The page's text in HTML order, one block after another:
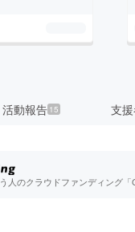
活動報告 15 支
人のクラウドファンディング